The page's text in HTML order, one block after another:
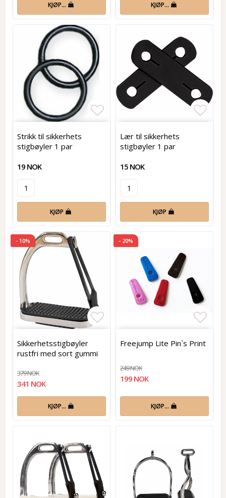
KJØP… KJØP…
Add to list of favorites
Strikk til sikkerhets
stigbøyler 1 par
19 NOK
KJØP
Lær til sikkerhets
stigbøyler 1 par
15 NOK
KJØP
- 10%
Add to list of favorites
Sikkerhetsstigbøyler
rustfri med sort gummi
379 NOK
341 NOK
KJØP…
- 20%
Add
Freejump Lite Pin`s Print
249 NOK
199 NOK
KJØP…